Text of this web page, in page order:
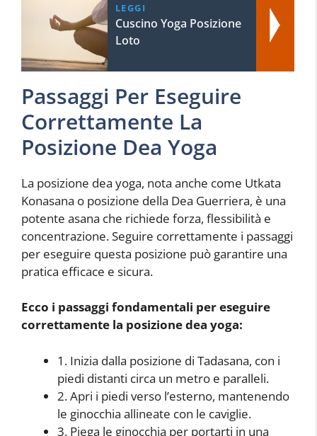
LEGGI
Cuscino Yoga Posizione
Loto
Passaggi Per Eseguire
Correttamente La
Posizione Dea Yoga
La posizione dea yoga, nota anche come Utkata
Konasana o posizione della Dea Guerriera, è una
potente asana che richiede forza, flessibilità e
concentrazione. Seguire correttamente i passaggi
per eseguire questa posizione può garantire una
pratica efficace e sicura.
Ecco i passaggi fondamentali per eseguire
correttamente la posizione dea yoga:
1. Inizia dalla posizione di Tadasana, con i
piedi distanti circa un metro e paralleli.
2. Apri i piedi verso l’esterno, mantenendo
le ginocchia allineate con le caviglie.
3. Piega le ginocchia per portarti in una